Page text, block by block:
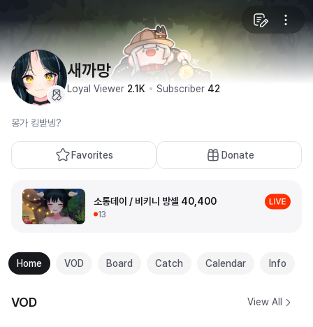
새까망
Loyal Viewer 2.1K Subscriber 42
몽가 킹받넹?
Favorites Donate
소통데이 / 비키니 방셀 40,400
13
Home VOD Board Catch Calendar Info
VOD View All